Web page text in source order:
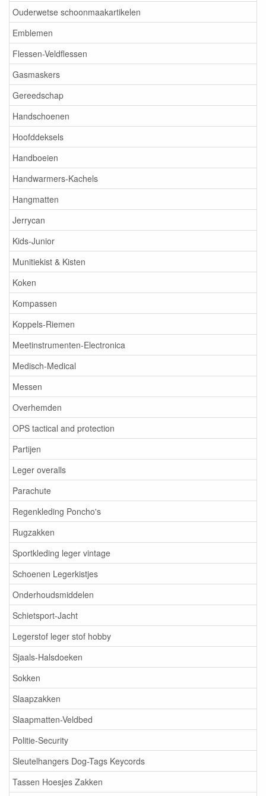
Ouderwetse schoonmaakartikelen
Emblemen
Flessen-Veldflessen
Gasmaskers
Gereedschap
Handschoenen
Hoofddeksels
Handboeien
Handwarmers-Kachels
Hangmatten
Jerrycan
Kids-Junior
Munitiekist & Kisten
Koken
Kompassen
Koppels-Riemen
Meetinstrumenten-Electronica
Medisch-Medical
Messen
Overhemden
OPS tactical and protection
Partijen
Leger overalls
Parachute
Regenkleding Poncho's
Rugzakken
Sportkleding leger vintage
Schoenen Legerkistjes
Onderhoudsmiddelen
Schietsport-Jacht
Legerstof leger stof hobby
Sjaals-Halsdoeken
Sokken
Slaapzakken
Slaapmatten-Veldbed
Politie-Security
Sleutelhangers Dog-Tags Keycords
Tassen Hoesjes Zakken